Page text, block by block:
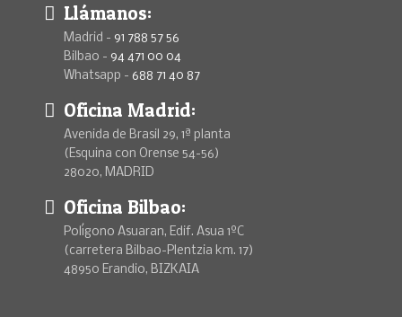
Llámanos:
Madrid - 91 788 57 56
Bilbao - 94 471 00 04
Whatsapp - 688 71 40 87
Oficina Madrid:
Avenida de Brasil 29, 1ª planta
(Esquina con Orense 54-56)
28020, MADRID
Oficina Bilbao:
Polígono Asuaran, Edif. Asua 1ºC
(carretera Bilbao-Plentzia km. 17)
48950 Erandio, BIZKAIA